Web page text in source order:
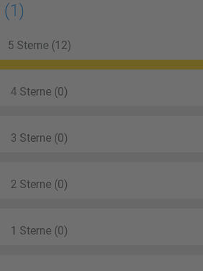
(1)
5 Sterne (12)
4 Sterne (0)
3 Sterne (0)
2 Sterne (0)
1 Sterne (0)